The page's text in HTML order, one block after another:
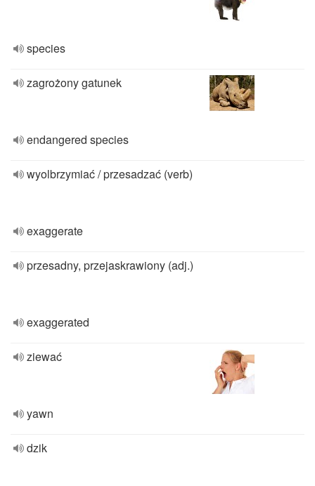
species
zagrożony gatunek
endangered species
wyolbrzymiać / przesadzać (verb)
exaggerate
przesadny, przejaskrawiony (adj.)
exaggerated
ziewać
yawn
dzik